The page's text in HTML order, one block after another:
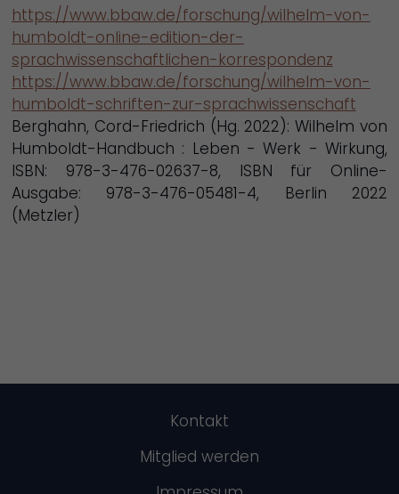
https://www.bbaw.de/forschung/wilhelm-von-
humboldt-online-edition-der-
sprachwissenschaftlichen-korrespondenz
https://www.bbaw.de/forschung/wilhelm-von-
humboldt-schriften-zur-sprachwissenschaft
Berghahn, Cord-Friedrich (Hg. 2022): Wilhelm von
Humboldt-Handbuch : Leben - Werk - Wirkung,
ISBN: 978-3-476-02637-8, ISBN für Online-
Ausgabe: 978-3-476-05481-4, Berlin 2022
(Metzler)
Kontakt
Mitglied werden